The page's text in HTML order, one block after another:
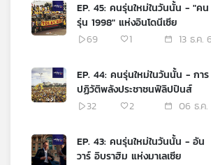
เครือ
EP. 45: คนรุ่นใหม่ในวันนั้น - "คน
รุ่น 1998" แห่งอินโดนีเซีย
69
1 13 ธ.ค.
EP. 44: คนรุ่นใหม่ในวันนั้น - การ
ปฏิวัติพลังประชาชนฟิลิปปินส์
32
2 06 ธ.ค.
EP. 43: คนรุ่นใหม่ในวันนั้น - อัน
วาร์ อิบราฮิม แห่งมาเลเซีย